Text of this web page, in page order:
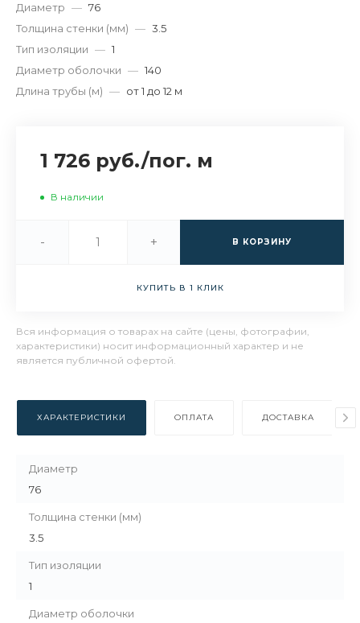
Диаметр — 76
Толщина стенки (мм) — 3.5
Тип изоляции — 1
Диаметр оболочки — 140
Длина трубы (м) — от 1 до 12 м
1 726 руб./пог. м
В наличии
- + В КОРЗИНУ
КУПИТЬ В 1 КЛИК
Вся информация о товарах на сайте (цены, фотографии,
характеристики) носит информационный характер и не
является публичной офертой.
ХАРАКТЕРИСТИКИ ОПЛАТА ДОСТАВКА
Диаметр
76
Толщина стенки (мм)
3.5
Тип изоляции
1
Диаметр оболочки